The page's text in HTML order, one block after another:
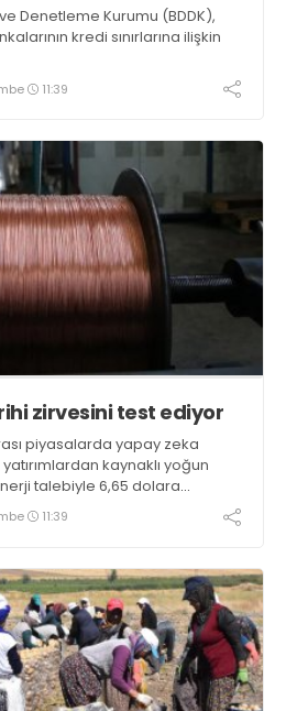
Denetleme Kurumu (BDDK),
kredi sınırlarına ilişkin
11:39
zirvesini test ediyor
piyasalarda yapay zeka
kaynaklı yoğun
talebiyle 6,65 dolara
ediyor
11:39